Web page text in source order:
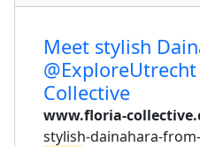
Meet stylish
Collective
www.floria-
stylish-dainahara-